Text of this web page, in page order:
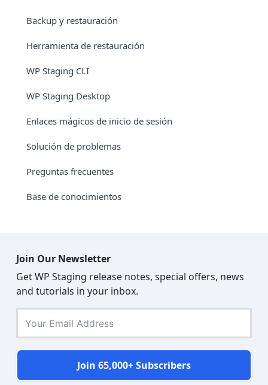
Backup y restauración
Herramienta de restauración
WP Staging CLI
WP Staging Desktop
Enlaces mágicos de inicio de sesión
Solución de problemas
Preguntas frecuentes
Base de conocimientos
Join Our Newsletter
Get WP Staging release notes, special offers, news
and tutorials in your inbox.
Join 65,000+ Subscribers